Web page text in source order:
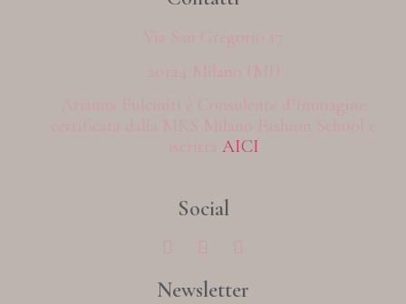
Via San Gregorio 17
20124 Milano (MI)
Arianna Fulciniti è Consulente d’Immagine
certificata dalla MKS Milano Fashion School e
iscritta AICI
Social
Newsletter